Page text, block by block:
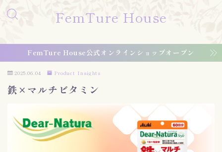
FemTure House
FemTure House公式オンラインショップオープン
2025.06.04 Product Insights
鉄×マルチビタミン